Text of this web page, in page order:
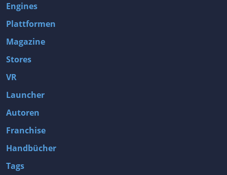
Engines
Plattformen
Magazine
Stores
VR
Launcher
Autoren
Franchise
Handbücher
Tags